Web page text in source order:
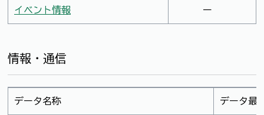
イベント情報 ー
情報・通信
データ名称 データ最